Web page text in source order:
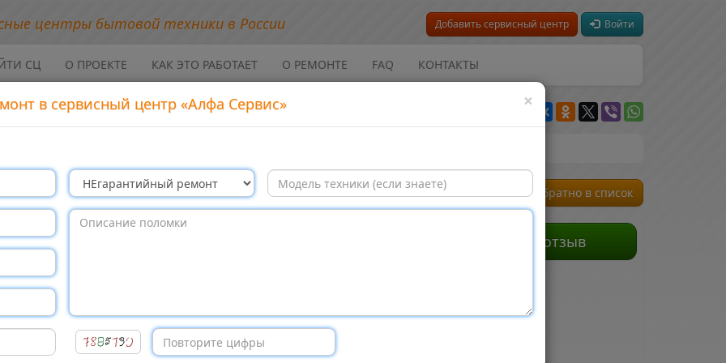
Добавить сервисный центр Войти
центры бытовой техники в России
СЦ О ПРОЕКТЕ КАК ЭТО РАБОТАЕТ О РЕМОНТЕ FAQ КОНТАКТЫ
← Обратно в список
Сервис»,Москва
сервисного центра
сервисного центра
работысервисного центра
работы
Оставить отзыв
×
в сервисный центр «Алфа Сервис»